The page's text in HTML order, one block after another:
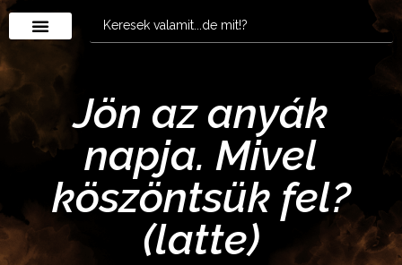
Jön az anyák
napja. Mivel
köszöntsük fel?
(latte)